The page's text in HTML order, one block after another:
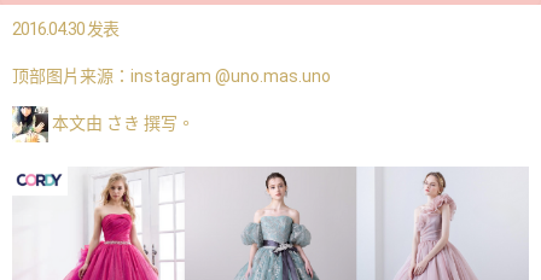
2016.04.30 发表
顶部图片来源： instagram @uno.mas.uno
本文由 さき 撰写。